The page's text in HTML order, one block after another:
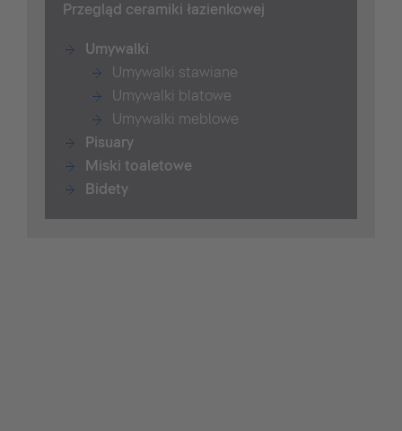
Przegląd ceramiki łazienkowej
Umywalki
Umywalki stawiane
Umywalki blatowe
Umywalki meblowe
Pisuary
Miski toaletowe
Bidety